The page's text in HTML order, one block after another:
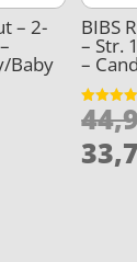
– 2-
Baby
BIBS
– Str.
–
Vurderet
4